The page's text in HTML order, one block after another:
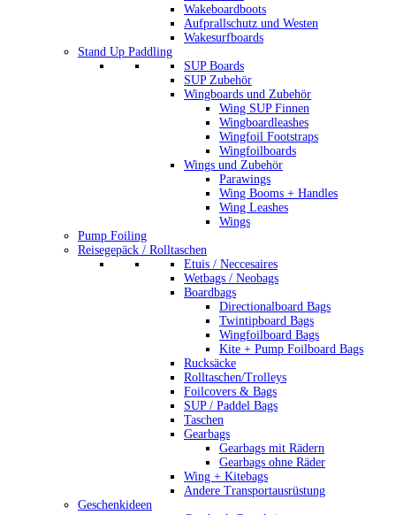
Wakeboardboots
Aufprallschutz und Westen
Wakesurfboards
Stand Up Paddling
SUP Boards
SUP Zubehör
Wingboards und Zubehör
Wing SUP Finnen
Wingboardleashes
Wingfoil Footstraps
Wingfoilboards
Wings und Zubehör
Parawings
Wing Booms + Handles
Wing Leashes
Wings
Pump Foiling
Reisegepäck / Rolltaschen
Etuis / Neccesaires
Wetbags / Neobags
Boardbags
Directionalboard Bags
Twintipboard Bags
Wingfoilboard Bags
Kite + Pump Foilboard Bags
Rucksäcke
Rolltaschen/Trolleys
Foilcovers & Bags
SUP / Paddel Bags
Taschen
Gearbags
Gearbags mit Rädern
Gearbags ohne Räder
Wing + Kitebags
Andere Transportausrüstung
Geschenkideen